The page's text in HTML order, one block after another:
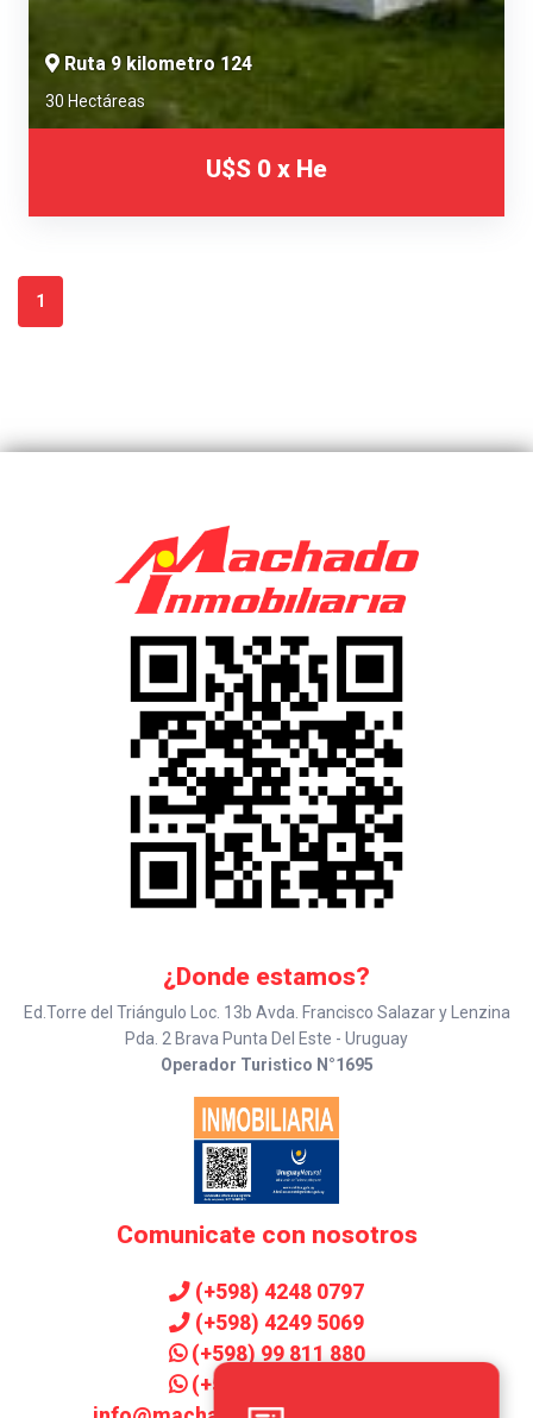
Ruta 9 kilometro 124
30 Hectáreas
U$S 0 x He
1
¿Donde estamos?
Ed.Torre del Triángulo Loc. 13b Avda. Francisco Salazar y Lenzina
Pda. 2 Brava Punta Del Este - Uruguay
Operador Turistico N°1695
Comunicate con nosotros
(+598) 4248 0797
(+598) 4249 5069
(+598) 99 811 880
(+598) 99 906 143